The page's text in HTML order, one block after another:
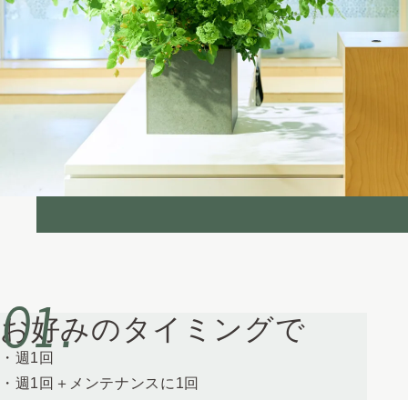
お好みのタイミングで
・週1回
・週1回＋メンテナンスに1回